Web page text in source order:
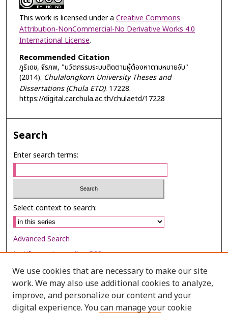
This work is licensed under a Creative Commons
Attribution-NonCommercial-No Derivative Works 4.0
International License.
Recommended Citation
ภูริเดช, จิรภพ, "นวัตกรรมระบบติดตามผู้ต้องหาตามหมายจับ"
(2014). Chulalongkorn University Theses and
Dissertations (Chula ETD). 17228.
https://digital.car.chula.ac.th/chulaetd/17228
Search
Enter search terms:
Select context to search:
Advanced Search
Notify me via email orRSS
Browse
Collections
Disciplines
We use cookies that are necessary to make our site
work. We may also use additional cookies to analyze,
improve, and personalize our content and your
digital experience. You can manage your cookie